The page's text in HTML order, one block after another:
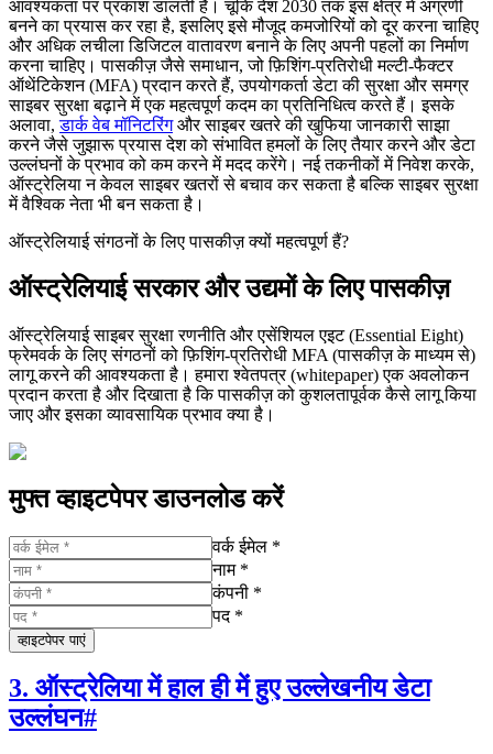
आवश्यकता पर प्रकाश डालती है। चूंकि देश 2030 तक इस क्षेत्र में अग्रणी
बनने का प्रयास कर रहा है, इसलिए इसे मौजूद कमजोरियों को दूर करना चाहिए
और अधिक लचीला डिजिटल वातावरण बनाने के लिए अपनी पहलों का निर्माण
करना चाहिए। पासकीज़ जैसे समाधान, जो फ़िशिंग-प्रतिरोधी मल्टी-फैक्टर
ऑथेंटिकेशन (MFA) प्रदान करते हैं, उपयोगकर्ता डेटा की सुरक्षा और समग्र
साइबर सुरक्षा बढ़ाने में एक महत्वपूर्ण कदम का प्रतिनिधित्व करते हैं। इसके
अलावा,डार्क वेब मॉनिटरिंगऔर साइबर खतरे की खुफिया जानकारी साझा
करने जैसे जुझारू प्रयास देश को संभावित हमलों के लिए तैयार करने और डेटा
उल्लंघनों के प्रभाव को कम करने में मदद करेंगे। नई तकनीकों में निवेश करके,
ऑस्ट्रेलिया न केवल साइबर खतरों से बचाव कर सकता है बल्कि साइबर सुरक्षा
में वैश्विक नेता भी बन सकता है।
ऑस्ट्रेलियाई संगठनों के लिए पासकीज़ क्यों महत्वपूर्ण हैं?
ऑस्ट्रेलियाई सरकार और उद्यमों के लिए पासकीज़
ऑस्ट्रेलियाई साइबर सुरक्षा रणनीति और एसेंशियल एइट (Essential Eight)
फ्रेमवर्क के लिए संगठनों को फ़िशिंग-प्रतिरोधी MFA (पासकीज़ के माध्यम से)
लागू करने की आवश्यकता है। हमारा श्वेतपत्र (whitepaper) एक अवलोकन
प्रदान करता है और दिखाता है कि पासकीज़ को कुशलतापूर्वक कैसे लागू किया
जाए और इसका व्यावसायिक प्रभाव क्या है।
मुफ्त व्हाइटपेपर डाउनलोड करें
वर्क ईमेल *
नाम *
कंपनी *
पद *
व्हाइटपेपर पाएं
3. ऑस्ट्रेलिया में हाल ही में हुए उल्लेखनीय डेटा
उल्लंघन#